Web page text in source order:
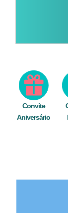
Convite
Aniversário